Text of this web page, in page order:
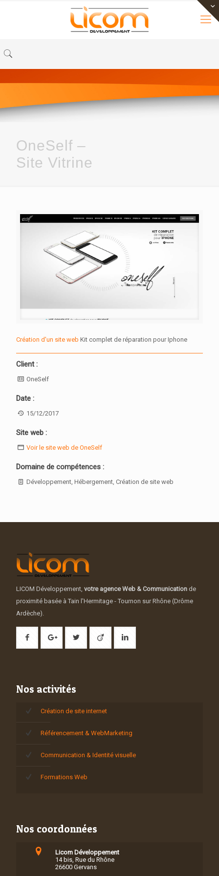
OneSelf –
Site Vitrine
Création d'un site web Kit complet de réparation pour Iphone
Client :
OneSelf
Date :
15/12/2017
Site web :
Voir le site web de OneSelf
Domaine de compétences :
Développement, Hébergement, Création de site web
LICOM Développement, votre agence Web & Communication de
proximité basée à Tain l'Hermitage - Tournon sur Rhône (Drôme
Ardèche).
Nos activités
Création de site internet
Référencement & WebMarketing
Communication & Identité visuelle
Formations Web
Nos coordonnées
Licom Développement
14 bis, Rue du Rhône
26600 Gervans